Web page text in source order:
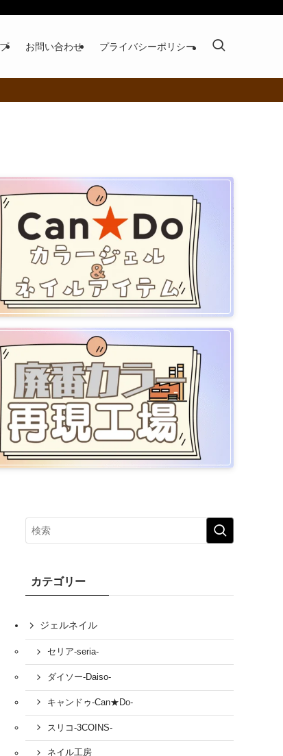
お問い合わせ プライバシーポリシー
カテゴリー
ジェルネイル
セリア-seria-
ダイソー-Daiso-
キャンドゥ-Can★Do-
スリコ-3COINS-
ネイル工房